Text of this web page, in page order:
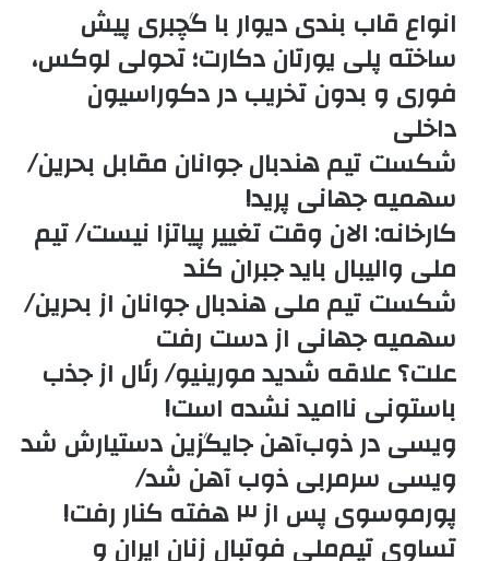
انواع قاب بندی دیوار با گچبری پیش
ساخته پلی یورتان دکارت؛ تحولی لوکس،
فوری و بدون تخریب در دکوراسیون
داخلی
شکست تیم هندبال جوانان مقابل بحرین/
سهمیه جهانی پرید!
کارخانه: الان وقت تغییر پیاتزا نیست/ تیم
ملی والیبال باید جبران کند
شکست تیم ملی هندبال جوانان از بحرین/
سهمیه جهانی از دست رفت
علت؟ علاقه شدید مورینیو/ رئال از جذب
باستونی ناامید نشده است!
ویسی در ذوب‌آهن جایگزین دستیارش شد
ویسی سرمربی ذوب آهن شد/
پورموسوی پس از ۳ هفته کنار رفت!
تساوی تیم‌ملی فوتبال زنان ایران و